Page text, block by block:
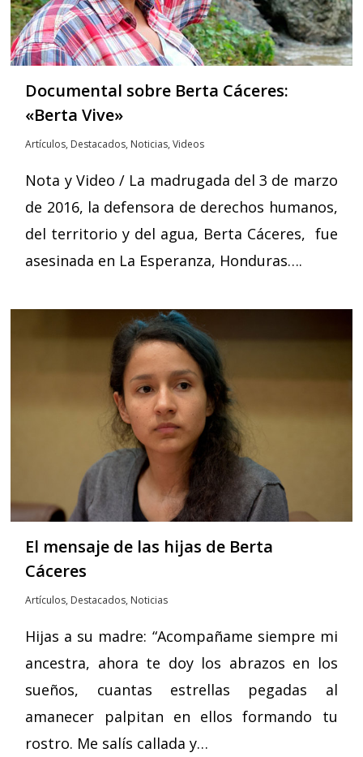
Documental sobre Berta Cáceres:
«Berta Vive»
Artículos, Destacados, Noticias,Videos
Nota y Video / La madrugada del 3 de marzo
de 2016, la defensora de derechos humanos,
del territorio y del agua, Berta Cáceres, fue
asesinada en La Esperanza, Honduras….
El mensaje de las hijas de Berta
Cáceres
Artículos, Destacados, Noticias
Hijas a su madre: “Acompañame siempre mi
ancestra, ahora te doy los abrazos en los
sueños, cuantas estrellas pegadas al
amanecer palpitan en ellos formando tu
rostro. Me salís callada y…